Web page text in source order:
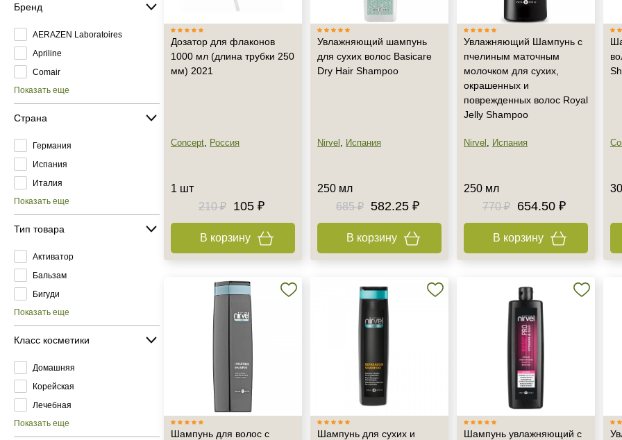
Бренд
AERAZEN Laboratoires
Apriline
Comair
Показать еще
Страна
Германия
Испания
Италия
Показать еще
Тип товара
Активатор
Бальзам
Бигуди
Показать еще
Класс косметики
Домашняя
Корейская
Лечебная
Показать еще
Дозатор для флаконов
1000 мл (длина трубки 250
мм) 2021
Concept, Россия
1 шт
210 ₽
105 ₽
В корзину
Увлажняющий шампунь
для сухих волос Basicare
Dry Hair Shampoo
Nirvel , Испания
250 мл
685 ₽ 582.25 ₽
В корзину
Увлажняющий Шампунь с
пчелиным маточным
молочком для сухих,
окрашенных и
поврежденных волос Royal
Jelly Shampoo
Nirvel , Испания
250 мл
770 ₽
654.50 ₽
В корзину
Шампунь для волос с
Шампунь для сухих и
Шампунь увлажняющий с